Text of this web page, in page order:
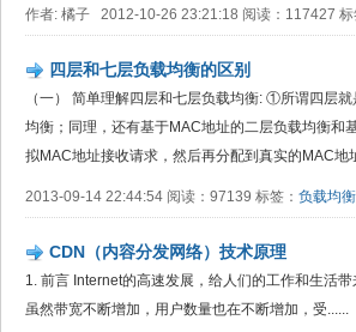
作者: 橘子 2012-10-26 23:21:18 阅读：117427 标
四层和七层负载均衡的区别
（一） 简单理解四层和七层负载均衡: ①所谓四层
均衡；同理，还有基于MAC地址的二层负载均衡和
拟MAC地址接收请求，然后再分配到真实的MAC地
2013-09-14 22:44:54 阅读：97139 标签： 负载均衡
CDN（内容分发网络）技术原理
1. 前言 Internet的高速发展，给人们的工作和生活
虽然带宽不断增加，用户数量也在不断增加，受......